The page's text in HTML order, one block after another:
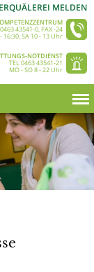
MELDEN
43541-0, FAX -24
16:30, SA 10 - 13 Uhr
NOTDIENST
TEL 0463 43541-21
MO - SO 8 - 22 Uhr